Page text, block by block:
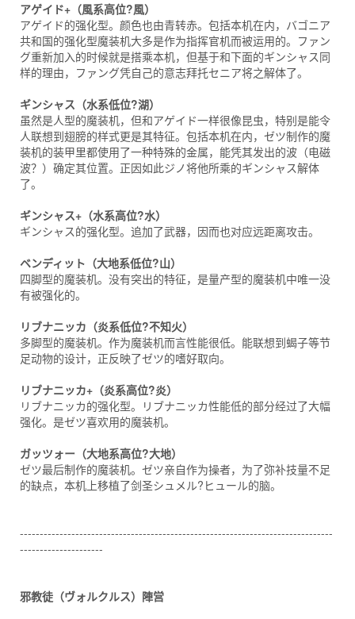
アゲイド+（風系高位?風）
アゲイド的强化型。颜色也由青转赤。包括本机在内，バゴニア
共和国的强化型魔装机大多是作为指挥官机而被运用的。ファン
グ重新加入的时候就是搭乘本机，但基于和下面的ギンシャス同
样的理由，ファング凭自己的意志拜托セニア将之解体了。
ギンシャス（水系低位?湖）
虽然是人型的魔装机，但和アゲイド一样很像昆虫，特别是能令
人联想到翅膀的样式更是其特征。包括本机在内，ゼツ制作的魔
装机的装甲里都使用了一种特殊的金属，能凭其发出的波（电磁
波？）确定其位置。正因如此ジノ将他所乘的ギンシャス解体
了。
ギンシャス+（水系高位?水）
ギンシャス的强化型。追加了武器，因而也对应远距离攻击。
ベンディット（大地系低位?山）
四脚型的魔装机。没有突出的特征，是量产型的魔装机中唯一没
有被强化的。
リブナニッカ（炎系低位?不知火）
多脚型的魔装机。作为魔装机而言性能很低。能联想到蝎子等节
足动物的设计，正反映了ゼツ的嗜好取向。
リブナニッカ+（炎系高位?炎）
リブナニッカ的强化型。リブナニッカ性能低的部分经过了大幅
强化。是ゼツ喜欢用的魔装机。
ガッツォー（大地系高位?大地）
ゼツ最后制作的魔装机。ゼツ亲自作为操者，为了弥补技量不足
的缺点，本机上移植了剑圣シュメル?ヒュール的脑。
-------------------------------------------------------------------------------
---------------------
邪教徒（ヴォルクルス）陣営